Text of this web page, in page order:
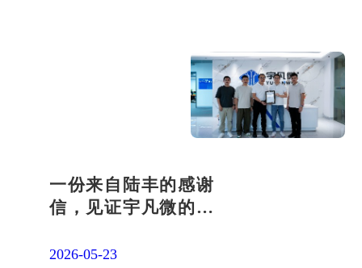
一份来自陆丰的感谢
信，见证宇凡微的社
2026-05-23